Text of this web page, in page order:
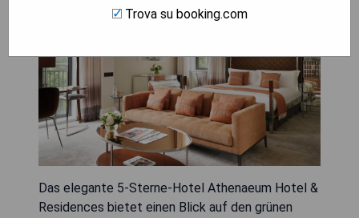
Das elegante 5-Sterne-Hotel Athenaeum Hotel &
Residences bietet einen Blick auf den grünen
Trova su booking.com